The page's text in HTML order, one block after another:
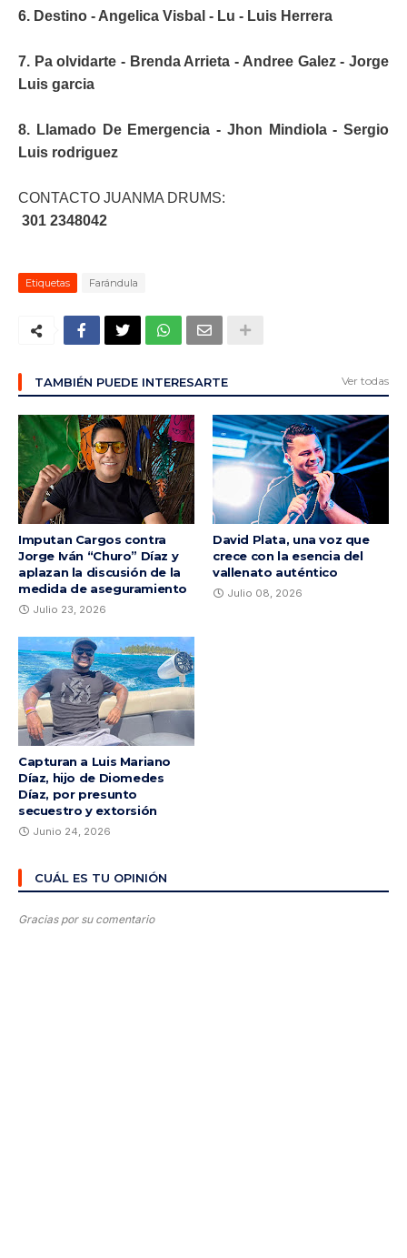
6. Destino - Angelica Visbal - Lu - Luis Herrera
7. Pa olvidarte - Brenda Arrieta - Andree Galez - Jorge
Luis garcia
8. Llamado De Emergencia - Jhon Mindiola - Sergio
Luis rodriguez
CONTACTO JUANMA DRUMS:
301 2348042
Etiquetas Farándula
TAMBIÉN PUEDE INTERESARTE Ver todas
Imputan Cargos contra
Jorge Iván “Churo” Díaz y
aplazan la discusión de la
medida de aseguramiento
Julio 23, 2026
David Plata, una voz que
crece con la esencia del
vallenato auténtico
Julio 08, 2026
Capturan a Luis Mariano
Díaz, hijo de Diomedes
Díaz, por presunto
secuestro y extorsión
Junio 24, 2026
CUÁL ES TU OPINIÓN
Gracias por su comentario